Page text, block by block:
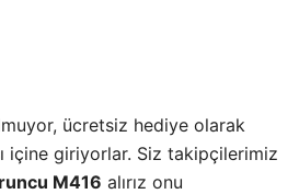
ücretsiz hediye olarak
içine giriyorlar. Siz takipçilerimiz
M416 alırız onu